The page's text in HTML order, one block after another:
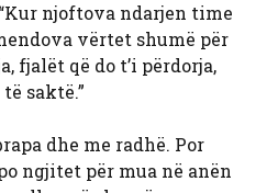
njoftova ndarjen time
vërtet shumë për
fjalët që do t’i përdorja,
saktë.”
dhe me radhë. Por
ngjitet për mua në anën